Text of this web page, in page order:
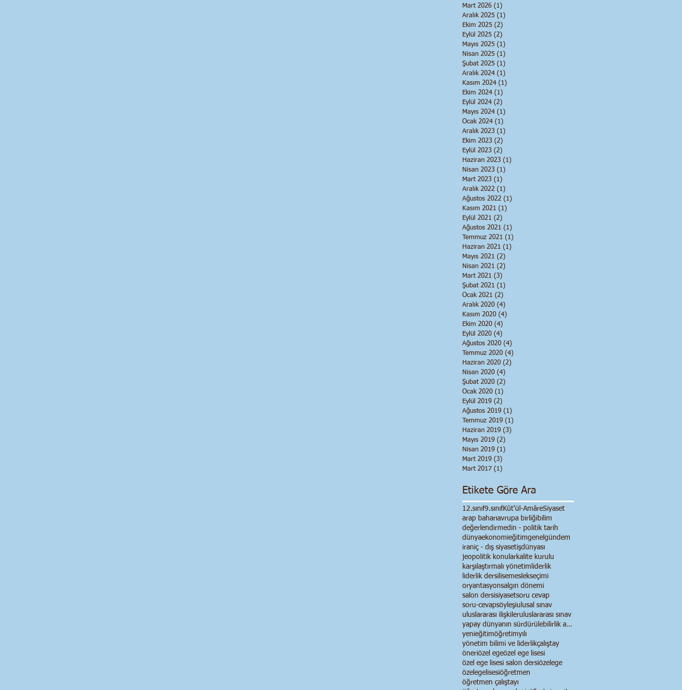
Mart 2026 (1)
Aralık 2025 (1)
Ekim 2025 (2)
Eylül 2025 (2)
Mayıs 2025 (1)
Nisan 2025 (1)
Şubat 2025 (1)
Aralık 2024 (1)
Kasım 2024 (1)
Ekim 2024 (1)
Eylül 2024 (2)
Mayıs 2024 (1)
Ocak 2024 (1)
Aralık 2023 (1)
Ekim 2023 (2)
Eylül 2023 (2)
Haziran 2023 (1)
Nisan 2023 (1)
Mart 2023 (1)
Aralık 2022 (1)
Ağustos 2022 (1)
Kasım 2021 (1)
Eylül 2021 (2)
Ağustos 2021 (1)
Temmuz 2021 (1)
Haziran 2021 (1)
Mayıs 2021 (2)
Nisan 2021 (2)
Mart 2021 (3)
Şubat 2021 (1)
Ocak 2021 (2)
Aralık 2020 (4)
Kasım 2020 (4)
Ekim 2020 (4)
Eylül 2020 (4)
Ağustos 2020 (4)
Temmuz 2020 (4)
Haziran 2020 (2)
Nisan 2020 (4)
Şubat 2020 (2)
Ocak 2020 (1)
Eylül 2019 (2)
Ağustos 2019 (1)
Temmuz 2019 (1)
Haziran 2019 (3)
Mayıs 2019 (2)
Nisan 2019 (1)
Mart 2019 (3)
Mart 2017 (1)
Etikete Göre Ara
12.sınıf9.sınıfKût'ül-AmâreSiyaset
arap baharıavrupa birliğibilim
değerlendirmedin - politik tarih
dünyaekonomieğitimgenel gündem
iraniç - dış siyasetişdünyası
jeopolitik konularkalite kurulu
karşılaştırmalı yönetim liderlik
liderlik dersi lisemeslekseçimi
oryantasyonsalgın dönemi
salon dersisiyasetsoru cevap
soru-cevapsöyleşiulusal sınav
uluslararası ilişkileruluslararası sınav
yapay dünyanın sürdürülebilirlik anlayışı
yenieğitimöğretimyılı
yönetim bilimi ve liderlikçalıştay
öneriözel egeözel ege lisesi
özel ege lisesi salon dersiözelege
özelegelisesiöğretmen
öğretmen çalıştayı